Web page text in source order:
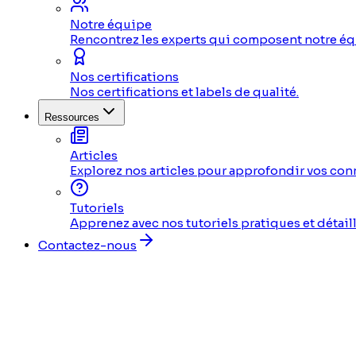
Notre équipe
Rencontrez les experts qui composent notre
Nos certifications
Nos certifications et labels de qualité.
Ressources
Articles
Explorez nos articles pour approfondir vos
Tutoriels
Apprenez avec nos tutoriels pratiques et
Contactez-nous